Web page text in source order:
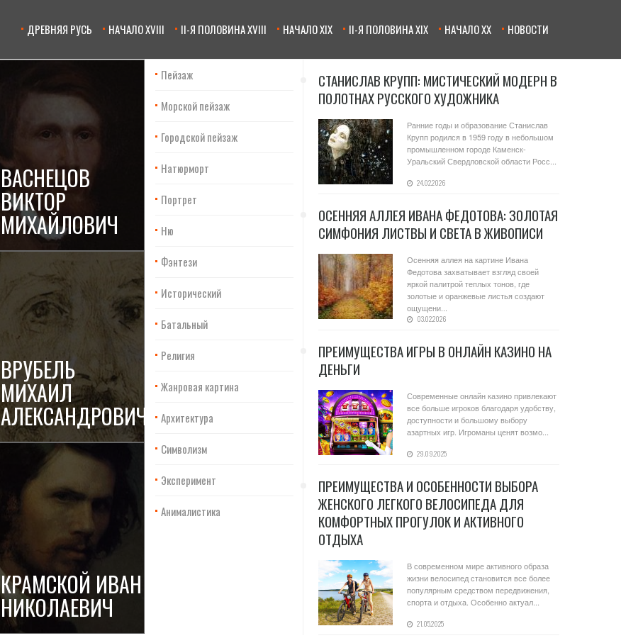
ДРЕВНЯЯ РУСЬ НАЧАЛО XVIII II-Я ПОЛОВИНА XVIII НАЧАЛО XIX II-Я ПОЛОВИНА XIX НАЧАЛО XX НОВОСТИ
ВАСНЕЦОВ
ВИКТОР
МИХАЙЛОВИЧ
ВРУБЕЛЬ
МИХАИЛ
АЛЕКСАНДРОВИЧ
КРАМСКОЙ ИВАН
НИКОЛАЕВИЧ
Пейзаж
Морской пейзаж
Городской пейзаж
Натюрморт
Портрет
Ню
Фэнтези
Исторический
Батальный
Религия
Жанровая картина
Архитектура
Символизм
Эксперимент
Анималистика
СТАНИСЛАВ КРУПП: МИСТИЧЕСКИЙ МОДЕРН В
ПОЛОТНАХ РУССКОГО ХУДОЖНИКА
Ранние годы и образование Станислав
Крупп родился в 1959 году в небольшом
промышленном городе Каменск-
Уральский Свердловской области Росс...
24.02.2026
ОСЕННЯЯ АЛЛЕЯ ИВАНА ФЕДОТОВА: ЗОЛОТАЯ
СИМФОНИЯ ЛИСТВЫ И СВЕТА В ЖИВОПИСИ
Осенняя аллея на картине Ивана
Федотова захватывает взгляд своей
яркой палитрой теплых тонов, где
золотые и оранжевые листья создают
ощущени...
03.02.2026
ПРЕИМУЩЕСТВА ИГРЫ В ОНЛАЙН КАЗИНО НА
ДЕНЬГИ
Современные онлайн казино привлекают
все больше игроков благодаря удобству,
доступности и большому выбору
азартных игр. Игроманы ценят возмо...
29.09.2025
ПРЕИМУЩЕСТВА И ОСОБЕННОСТИ ВЫБОРА
ЖЕНСКОГО ЛЕГКОГО ВЕЛОСИПЕДА ДЛЯ
КОМФОРТНЫХ ПРОГУЛОК И АКТИВНОГО
ОТДЫХА
В современном мире активного образа
жизни велосипед становится все более
популярным средством передвижения,
спорта и отдыха. Особенно актуал...
21.05.2025